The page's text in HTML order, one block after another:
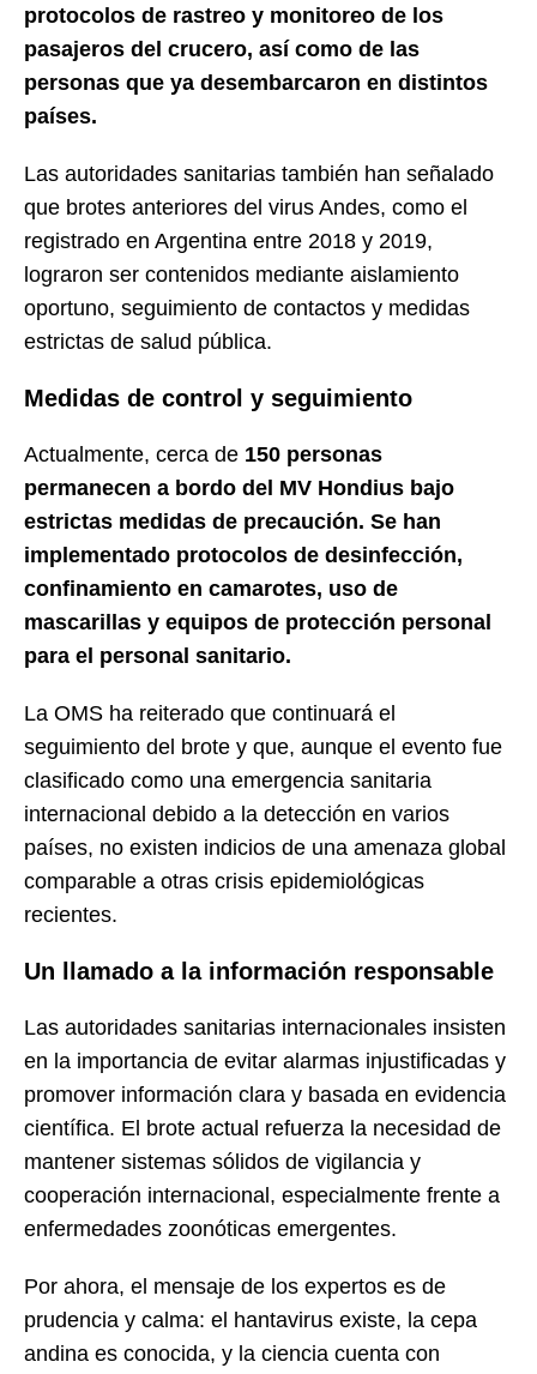
protocolos de rastreo y monitoreo de los
pasajeros del crucero, así como de las
personas que ya desembarcaron en distintos
países.
Las autoridades sanitarias también han señalado
que brotes anteriores del virus Andes, como el
registrado en Argentina entre 2018 y 2019,
lograron ser contenidos mediante aislamiento
oportuno, seguimiento de contactos y medidas
estrictas de salud pública.
Medidas de control y seguimiento
Actualmente, cerca de 150 personas
permanecen a bordo del MV Hondius bajo
estrictas medidas de precaución. Se han
implementado protocolos de desinfección,
confinamiento en camarotes, uso de
mascarillas y equipos de protección personal
para el personal sanitario.
La OMS ha reiterado que continuará el
seguimiento del brote y que, aunque el evento fue
clasificado como una emergencia sanitaria
internacional debido a la detección en varios
países, no existen indicios de una amenaza global
comparable a otras crisis epidemiológicas
recientes.
Un llamado a la información responsable
Las autoridades sanitarias internacionales insisten
en la importancia de evitar alarmas injustificadas y
promover información clara y basada en evidencia
científica. El brote actual refuerza la necesidad de
mantener sistemas sólidos de vigilancia y
cooperación internacional, especialmente frente a
enfermedades zoonóticas emergentes.
Por ahora, el mensaje de los expertos es de
prudencia y calma: el hantavirus existe, la cepa
andina es conocida, y la ciencia cuenta con